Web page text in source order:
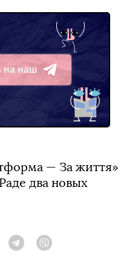
на наш
— За життя»
два новых
Twitter Telegram